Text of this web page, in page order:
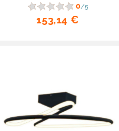
0/5
153,14 €